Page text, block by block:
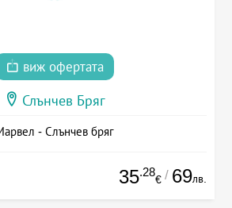
виж офертата
Слънчев Бряг
- Слънчев бряг
35.28
€ / 69лв.